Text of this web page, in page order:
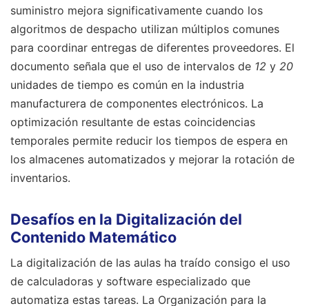
suministro mejora significativamente cuando los
algoritmos de despacho utilizan múltiplos comunes
para coordinar entregas de diferentes proveedores. El
documento señala que el uso de intervalos de 12 y 20
unidades de tiempo es común en la industria
manufacturera de componentes electrónicos. La
optimización resultante de estas coincidencias
temporales permite reducir los tiempos de espera en
los almacenes automatizados y mejorar la rotación de
inventarios.
Desafíos en la Digitalización del
Contenido Matemático
La digitalización de las aulas ha traído consigo el uso
de calculadoras y software especializado que
automatiza estas tareas. La Organización para la